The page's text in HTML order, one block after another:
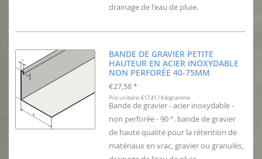
drainage de l'eau de pluie.
BANDE DE GRAVIER PETITE
HAUTEUR EN ACIER INOXYDABLE
NON PERFORÉE 40-75MM
€27,58 *
Prix unitaire: €17,41 / Kilogramme
Bande de gravier - acier inoxydable -
non perforée - 90 °. bande de gravier
de haute qualité pour la rétention de
matériaux en vrac, gravier ou granulés,